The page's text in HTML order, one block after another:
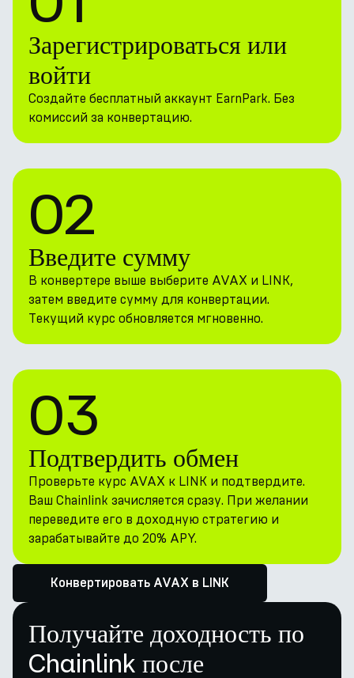
Зарегистрироваться или
войти
Создайте бесплатный аккаунт EarnPark. Без
комиссий за конвертацию.
02
Введите сумму
В конвертере выше выберите AVAX и LINK,
затем введите сумму для конвертации.
Текущий курс обновляется мгновенно.
03
Подтвердить обмен
Проверьте курс AVAX к LINK и подтвердите.
Ваш Chainlink зачисляется сразу. При желании
переведите его в доходную стратегию и
зарабатывайте до 20% APY.
Конвертировать AVAX в LINK
Получайте доходность по
Chainlink после